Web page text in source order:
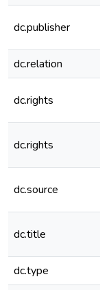
dc.publisher
dc.relation
dc.rights
dc.rights
dc.source
dc.title
dc.type